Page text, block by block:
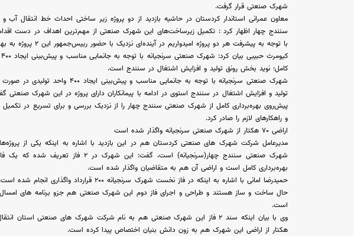
شهرک صنعتی قرار گرفت.
معاون عمرانی استاندار کردستان در حاشیه بازدید از دو پروژه زیر ساختی احداث خط انتقال
سنندج چهار اظهار کرد : تکمیل زیرساخت‌های این شهرک صنعتی از مهم‌ترین اهداف در دست
با توجه به پیشرفت هر دو پروژه امیدواریم در آینده‌ای نزدیک با حضور رییس‌جمهور این ۲ پروژه به بهره‌برداری برسد.
کامل؛ نوید بخش رونق تولید و افزایش اشتغال در سنندج است.
شهرک صنعتی سرنجیانه با توجه به جانمایی مناسب
تولید و افزایش اشتغال در سنندج استوی در ادامه با پیمانکاران دارای پروژه در این شهرک
پیش‌روی بهره‌برداری کامل از شهرک صنعتی سنندج چهار را از نزدیک بررسی و برای تسریع در
و راهکارهای لازم را صادر کرد.
اراضی ۷۰ هکتار از شهرک صنعتی سرنجیانه واگذار شده است
مدیرعامل شرکت شهرک های صنعتی کردستان هم در این بازدید با اشاره به اینکه یکی از
بهره‌برداری کامل است و اراضی آن هم به متقاضیان واگذار شده است.
حال ساخت و ساز هستند و طراحی و اجرای فاز دوم این شهرک صنعتی هم جزو برنامه های
است.
هکتار از اراضی این شهرک هم به زون دانش بنیان اختصاص پیدا کرده است.